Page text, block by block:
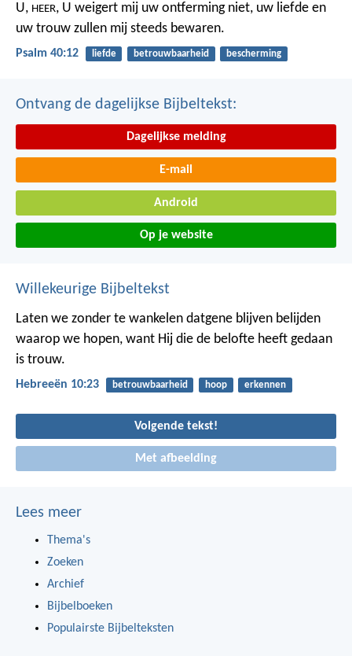
U, HEER, U weigert mij uw ontferming niet, uw liefde en
uw trouw zullen mij steeds bewaren.
Psalm 40:12 liefde betrouwbaarheid bescherming
Ontvang de dagelijkse Bijbeltekst:
Dagelijkse melding
E-mail
Android
Op je website
Willekeurige Bijbeltekst
Laten we zonder te wankelen datgene blijven belijden
waarop we hopen, want Hij die de belofte heeft gedaan
is trouw.
Hebreeën 10:23 betrouwbaarheid hoop erkennen
Volgende tekst!
Met afbeelding
Lees meer
Thema's
Zoeken
Archief
Bijbelboeken
Populairste Bijbelteksten